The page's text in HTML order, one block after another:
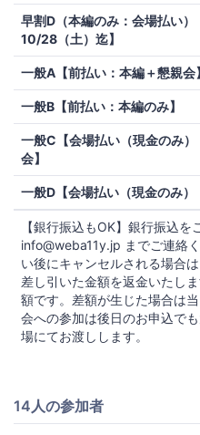
早割D（本編のみ：会場払い）
10/28（土）迄】
一般A【前払い：本編＋懇親会】
一般B【前払い：本編のみ】
一般C【会場払い（現金のみ
会】
一般D【会場払い（現金のみ）
【銀行振込もOK】銀行振込
info@weba11y.jp までご連絡
い後にキャンセルされる場合
差し引いた金額を返金いたし
額です。差額が生じた場合は
会への参加は後日のお申込で
場にてお渡しします。
14人の参加者